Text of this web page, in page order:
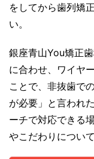
をしてから歯列矯
い。
銀座青山You矯正
に合わせ、ワイヤ
ことで、非抜歯で
が必要」と言われ
ーチで対応できる
やこだわりについ